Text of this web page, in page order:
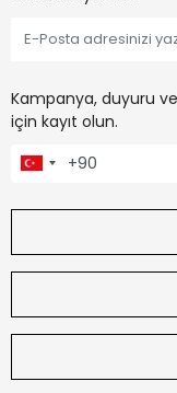
Kampanya, duyuru
için kayıt olun.